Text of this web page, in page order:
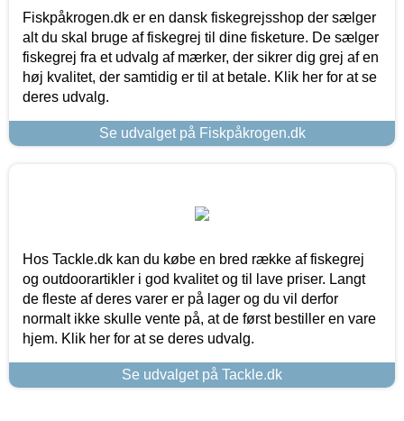
Fiskpåkrogen.dk er en dansk fiskegrejsshop der sælger
alt du skal bruge af fiskegrej til dine fisketure. De sælger
fiskegrej fra et udvalg af mærker, der sikrer dig grej af en
høj kvalitet, der samtidig er til at betale. Klik her for at se
deres udvalg.
Se udvalget på Fiskpåkrogen.dk
Hos Tackle.dk kan du købe en bred række af fiskegrej
og outdoorartikler i god kvalitet og til lave priser. Langt
de fleste af deres varer er på lager og du vil derfor
normalt ikke skulle vente på, at de først bestiller en vare
hjem. Klik her for at se deres udvalg.
Se udvalget på Tackle.dk